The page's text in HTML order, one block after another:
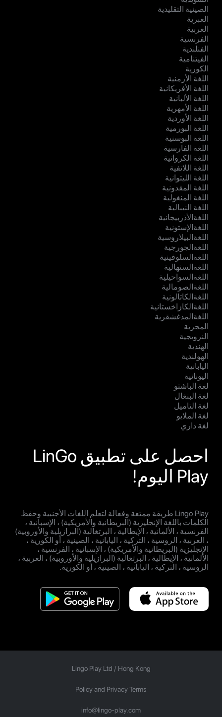
الصينية التقليدية
العبرية
العربية
الفرنسية
الفنلندية
الفيتنامية
الكورية
اللغة الأرمنية
اللغة الأفريكانية
اللغة الألبانية
اللغة الأمهرية
اللغة الأوردية
اللغة البورمية
اللغة البوسنية
اللغة الفارسية
اللغة الكرواتية
اللغة اللاتفية
اللغة الليتوانية
اللغة المقدونية
اللغة المنغولية
اللغة النيبالية
اللغةالأذربيجانية
اللغةالإستونية
اللغةالبيلاروسية
اللغةالجورجية
اللغةالسلوفينية
اللغةالسنهالية
اللغةالسواحيلية
اللغةالصومالية
اللغةالكاتالونية
اللغةالكازاخستانية
اللغةالمدغشقرية
المجرية
النرويجية
الهندية
الهولندية
اليابانية
اليونانية
لغة الباشتو
لغة البنغال
لغة التاميل
لغة الملايو
لغة داري
احصل على تطبيق LinGo
Play اليوم!
Lingo Play طريقة ممتعة وفعالة لتعلم اللغات الأجنبية وحفظ
الكلمات باللغة الإنجليزية (البريطانية والأمريكية) ، الإسبانية ،
الفرنسية ، الألمانية ، الإيطالية ، البرتغالية (البرازيلية والأوروبية)
، العربية ، الروسية ، التركية ، اليابانية ، الصينية ، أو الكورية ،
الإنجليزية (البريطانية والأمريكية) ، الإسبانية ، الفرنسية ،
الألمانية ، الإيطالية ، البرتغالية (البرازيلية والأوروبية) ، العربية ،
الروسية ، التركية ، اليابانية ، الصينية ، أو الكورية.
Lingo Play Ltd / Hong Kong
Policy and Privacy Terms
info@lingo-play.com